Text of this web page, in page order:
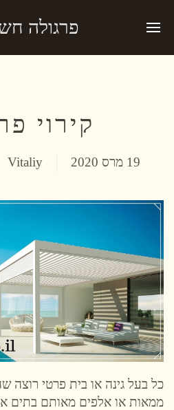
פרגולה
קירוי
19 מרס 2020 Vitaliy
כל בעל גינה או בית פרטי רוצה
ממאות או אלפים מאותם בתים